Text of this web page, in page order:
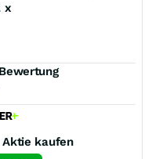
x
Aktie kaufen